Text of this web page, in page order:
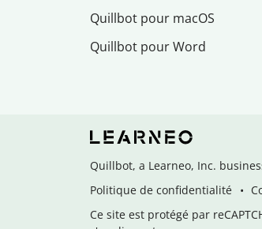
Quillbot pour macOS
Quillbot pour Word
Quillbot, a Learneo, Inc.
Politique de confidentialité
Ce site est protégé par